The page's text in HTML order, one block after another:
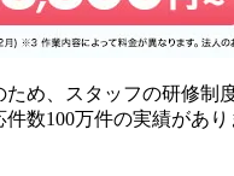
ため、スタッフの研修
数100万件の実績があり